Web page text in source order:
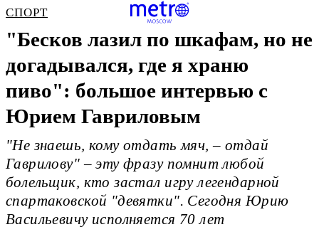
СПОРТ
"Бесков лазил по шкафам, но не
догадывался, где я храню
пиво": большое интервью с
Юрием Гавриловым
"Не знаешь, кому отдать мяч, – отдай
Гаврилову" – эту фразу помнит любой
болельщик, кто застал игру легендарной
спартаковской "девятки". Сегодня Юрию
Васильевичу исполняется 70 лет